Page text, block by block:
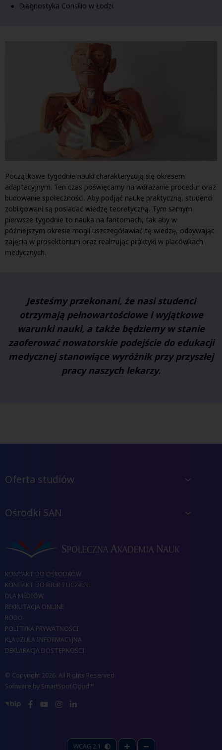
Diagnostyka Consilio w Łodzi.
Początkowe tygodnie nauki charakteryzują się okresem
adaptacyjnym. Ten czas poświęcamy na wdrażanie procedur oraz
budowanie społeczności. Aby podjąć naukę praktyczną, studenci
zobligowani są posiadać wiedzę teoretyczną. Tym samym
pierwsze tygodnie to nauka na fantomach, tak aby w
późniejszym okresie mogli uszczegóławiać tę wiedzę, odbywając
zajęcia w prosektorium oraz realizując praktyki w placówkach
medycznych.
Jesteśmy przekonani, że nasi studenci
otrzymają pełnowartościowe i wyjątkowe
warunki nauki, a także będziemy w stanie
zaoferować nowatorskie podejście do edukacji
medycznej stanowiące wyróżnik przy przyszłej
pracy naszych lekarzy.
Oferta studiów
Ośrodki SAN
KONTAKT DO OŚRODKÓW
KONTAKT DO BIUR I UCZELNI
DLA MEDIÓW
REKRUTACJA ONLINE
RODO
POLITYKA PRYWATNOŚCI
KLAUZULA INFORMACYJNA
DEKLARACJA DOSTĘPNOŚCI
© Copyright 2026. All Rights Reserved.
Software by SmartSpot.Cloud™
WCAG 2.1